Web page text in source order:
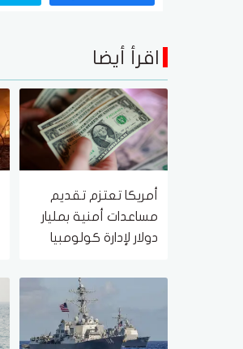
اقرأ أيضا
أمريكا تعتزم تقديم
مساعدات أمنية بمليار
دولار لإدارة كولومبيا